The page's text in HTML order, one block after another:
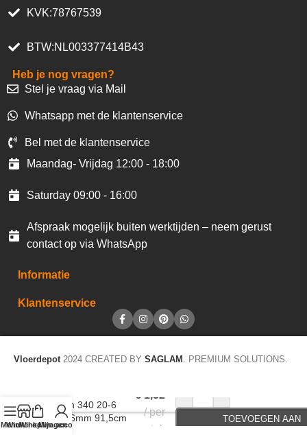
KVK:78767539
BTW:NL003377414B43
Heb je nog vragen?
Stel je vraag via Mail
Whatsapp met de klantenservice
Bel met de klantenservice
Maandag- Vrijdag 12:00 - 18:00
Saturday 09:00 - 16:00
Afspraak mogelijk buiten werktijden – neem gerust
contact op via WhatsApp
Informatie
Klantenservice
Vloerdepot 2024 CREATED BY SAGLAM . PREMIUM SOLUTIONS.
Menu
Winkel op
Winkelwagen
Mijn account
Design 340 20-6
black 6mm 91,5cm
A206
€ 1,32
per
stuk
TOEVOEGEN AAN